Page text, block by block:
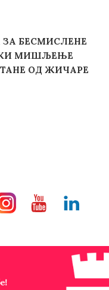
БЕСМИСЛЕНЕ
МИШЉЕЊЕ
ОД ЖИЧАРЕ
YoutubeLinkedin